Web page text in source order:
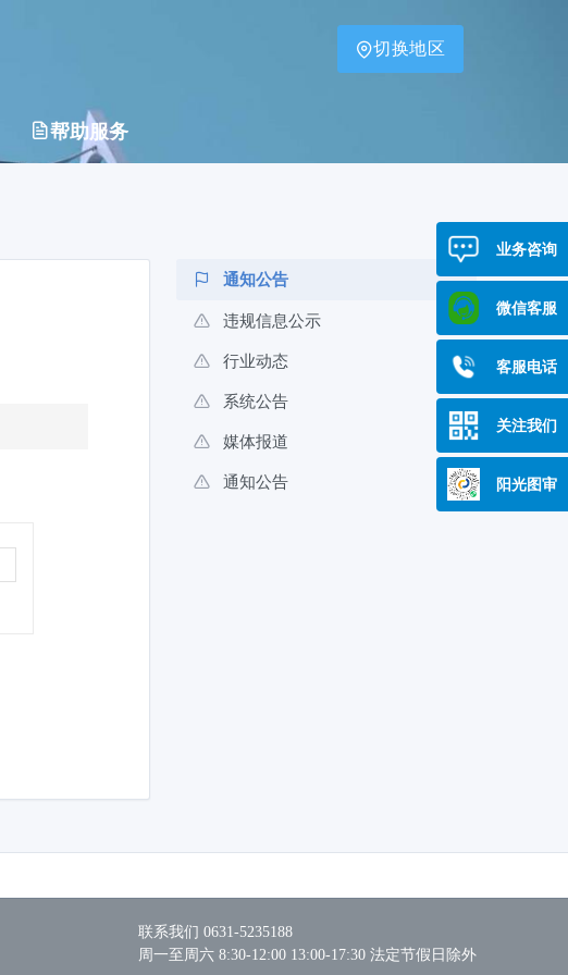
切换地区
帮助服务
通知公告
违规信息公示
行业动态
系统公告
媒体报道
通知公告
联系我们 0631-5235188
周一至周六 8:30-12:00 13:00-17:30 法定节假日除外
业务咨询
微信客服
客服电话
关注我们
阳光图审